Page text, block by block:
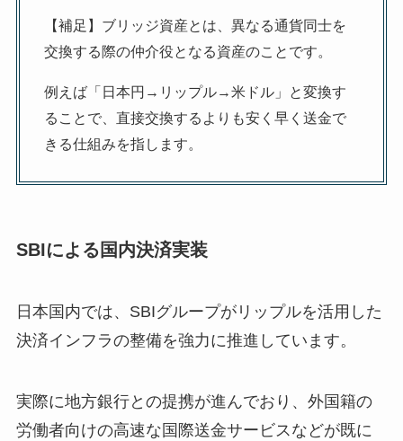
【補足】ブリッジ資産とは、異なる通貨同士を
交換する際の仲介役となる資産のことです。
例えば「日本円→リップル→米ドル」と変換す
ることで、直接交換するよりも安く早く送金で
きる仕組みを指します。
SBIによる国内決済実装
日本国内では、SBIグループがリップルを活用した
決済インフラの整備を強力に推進しています。
実際に地方銀行との提携が進んでおり、外国籍の
労働者向けの高速な国際送金サービスなどが既に